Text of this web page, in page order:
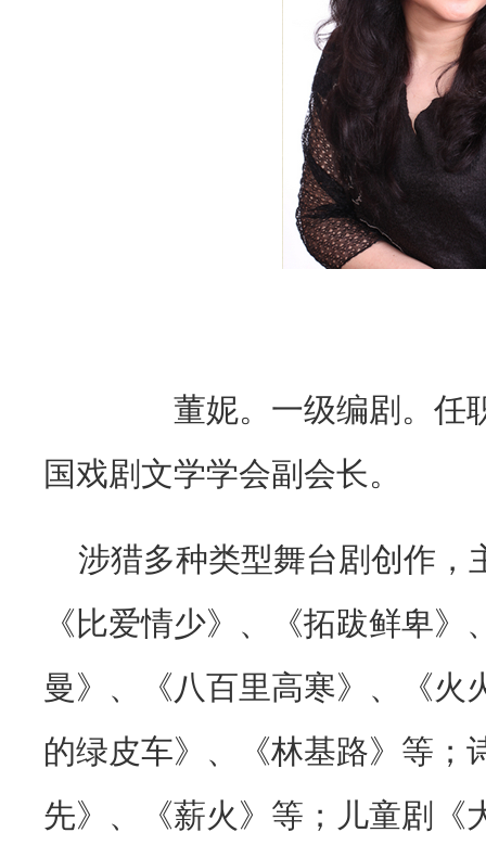
董妮。一级编剧。任
国戏剧文学学会副会长。
涉猎多种类型舞台剧创作，
《比爱情少》、《拓跋鲜卑
曼》、《八百里高寒》、《火
的绿皮车》、《林基路》等；
先》、《薪火》等；儿童剧《